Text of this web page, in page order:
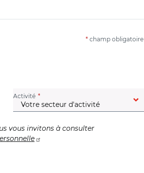
* champ obligatoire
Activité (champ obligatoire)
vous invitons à consulter